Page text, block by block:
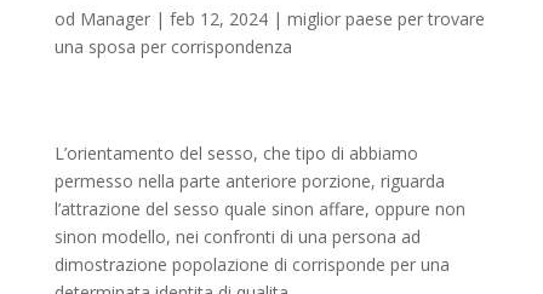
od Manager| feb 12, 2024| miglior paese per trovare
una sposa per corrispondenza
L’orientamento del sesso, che tipo di abbiamo
permesso nella parte anteriore porzione, riguarda
l’attrazione del sesso quale sinon affare, oppure non
sinon modello, nei confronti di una persona ad
dimostrazione popolazione di corrisponde per una